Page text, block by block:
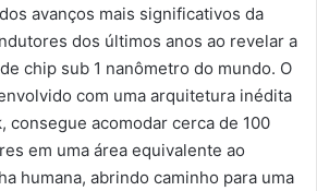
avanços mais significativos da
dos últimos anos ao revelar a
chip sub 1 nanômetro do mundo. O
com uma arquitetura inédita
consegue acomodar cerca de 100
em uma área equivalente ao
humana, abrindo caminho para uma